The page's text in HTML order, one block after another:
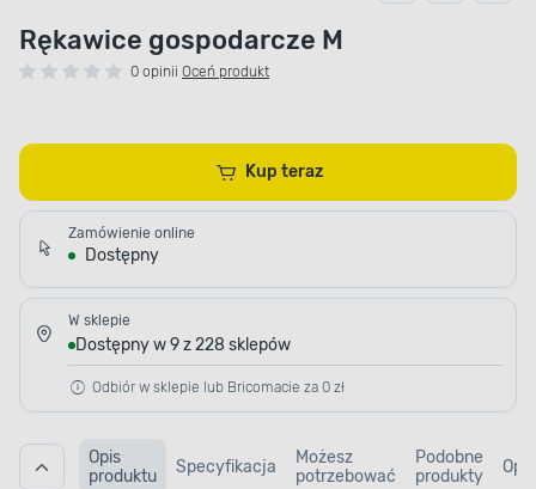
Rękawice gospodarcze M
0 opinii Oceń produkt
Kup teraz
Zamówienie online
Dostępny
W sklepie
Dostępny w 9 z 228 sklepów
Odbiór w sklepie lub Bricomacie za 0 zł
Opis
produktu
Specyfikacja
Możesz
potrzebować
Podobne
produkty